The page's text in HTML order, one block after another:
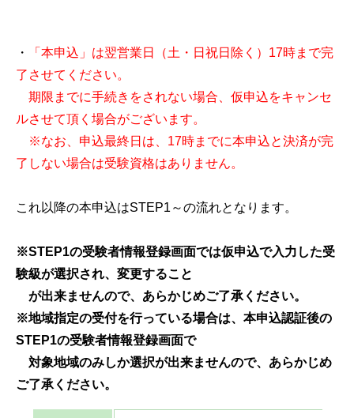
・
「本申込」は翌営業日（土・日祝日除く）17時まで完
了させてください。
期限までに手続きをされない場合、仮申込をキャンセ
ルさせて頂く場合がございます。
※なお、申込最終日は、17時までに本申込と決済が完
了しない場合は受験資格はありません。
これ以降の本申込はSTEP1～の流れとなります。
※STEP1の受験者情報登録画面では仮申込で入力した受
験級が選択され、変更すること
が出来ませんので、あらかじめご了承ください。
※地域指定の受付を行っている場合は、本申込認証後の
STEP1の受験者情報登録画面で
対象地域のみしか選択が出来ませんので、あらかじめ
ご了承ください。